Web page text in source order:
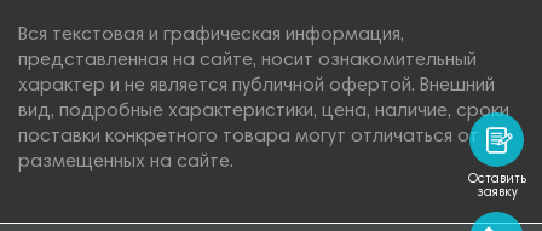
Вся текстовая и графическая информация,
представленная на сайте, носит ознакомительный
характер и не является публичной офертой. Внешний
вид, подробные характеристики, цена, наличие, сроки
поставки конкретного товара могут отличаться от
размещенных на сайте.
Оставить
заявку